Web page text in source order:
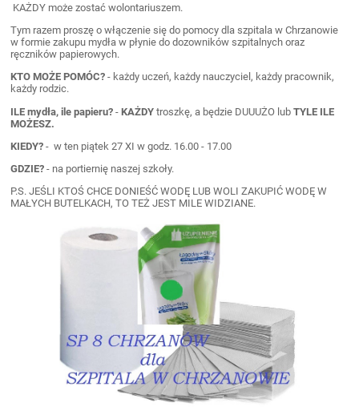
KAŻDY może zostać wolontariuszem.
Tym razem proszę o włączenie się do pomocy dla szpitala w Chrzanowie
w formie zakupu mydła w płynie do dozowników szpitalnych oraz
ręczników papierowych.
KTO MOŻE POMÓC? - każdy uczeń, każdy nauczyciel, każdy pracownik,
każdy rodzic.
ILE mydła, ile papieru? -KAŻDYtroszkę, a będzie DUUUŻO lubTYLE ILE
MOŻESZ.
KIEDY? - w ten piątek 27 XI w godz. 16.00 - 17.00
GDZIE? - na portiernię naszej szkoły.
P.S. JEŚLI KTOŚ CHCE DONIEŚĆ WODĘ LUB WOLI ZAKUPIĆ WODĘ W
MAŁYCH BUTELKACH, TO TEŻ JEST MILE WIDZIANE.